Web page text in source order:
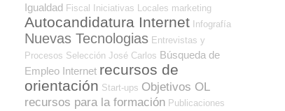
Igualdad Fiscal Iniciativas Locales marketing
Autocandidatura Internet Infografía
Nuevas Tecnologias Entrevistas y
Procesos Selección José Carlos Búsqueda de
Empleo Internet recursos de
orientación Start-ups Objetivos OL
recursos para la formación Publicaciones